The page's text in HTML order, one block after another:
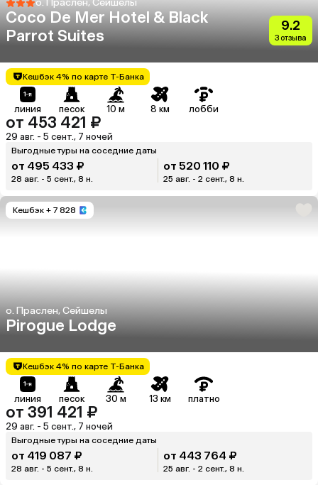
о. Праслен, Сейшелы
Coco De Mer Hotel & Black
Parrot Suites
9.2
3 отзыва
Кешбэк 4% по карте Т-Банка
линия песок 10 м 8 км лобби
от 453 421 ₽
29 авг. - 5 сент., 7 ночей
Выгодные туры на соседние даты
от 495 433 ₽
28 авг. - 5 сент., 8 н.
от 520 110 ₽
25 авг. - 2 сент., 8 н.
Кешбэк + 7 828
о. Праслен, Сейшелы
Pirogue Lodge
Кешбэк 4% по карте Т-Банка
линия песок 30 м 13 км платно
от 391 421 ₽
29 авг. - 5 сент., 7 ночей
Выгодные туры на соседние даты
от 419 087 ₽
28 авг. - 5 сент., 8 н.
от 443 764 ₽
25 авг. - 2 сент., 8 н.